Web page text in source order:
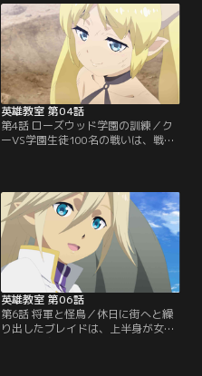
手での格闘。しかも、普段は自発的
に行動しないため、クラスでも“浮
いた”存在であった。ブレイドがソ
フィの素性を探ると、人工的に生み
出された勇者であることが発覚。
英雄教室 第04話
第4話 ローズウッド学園の訓練／ク
ーVS学園生徒100名の戦いは、戦前
は知恵と数で勝負し、僅かな隙をき
っかけに形勢が逆転。果たしてその
勝負の行方は--。バトルが終わった
あと、生徒たちのエースであるアー
ネストには大きな異変が。
英雄教室 第06話
第6話 将軍と怪鳥／休日に街へと繰
り出したブレイドは、上半身が女